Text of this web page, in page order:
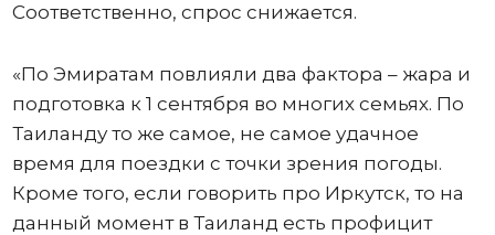
Соответственно, спрос снижается.
«По Эмиратам повлияли два фактора – жара и
подготовка к 1 сентября во многих семьях. По
Таиланду то же самое, не самое удачное
время для поездки с точки зрения погоды.
Кроме того, если говорить про Иркутск, то на
данный момент в Таиланд есть профицит